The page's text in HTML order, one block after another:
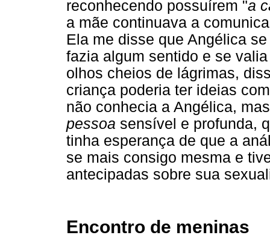
reconhecendo possuírem "a
a mãe continuava a
Ela me disse que Angélica
fazia algum sentido e se
olhos cheios de lágrimas,
criança poderia ter ideias
não conhecia a Angélica,
pessoa sensível e profunda,
tinha esperança de que a
se mais consigo mesma e
antecipadas sobre sua
Encontro de meninas